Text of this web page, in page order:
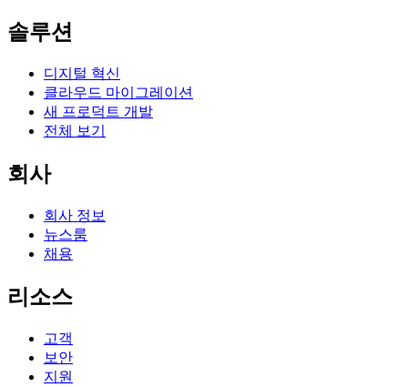
솔루션
디지털 혁신
클라우드 마이그레이션
새 프로덕트 개발
전체 보기
회사
회사 정보
뉴스룸
채용
리소스
고객
보안
지원